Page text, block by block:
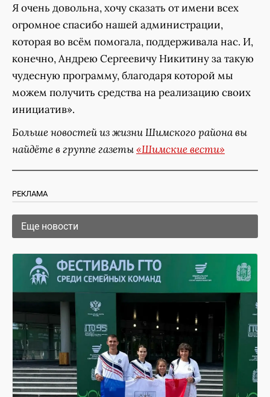
Я очень довольна, хочу сказать от имени всех
огромное спасибо нашей администрации,
которая во всём помогала, поддерживала нас. И,
конечно, Андрею Сергеевичу Никитину за такую
чудесную программу, благодаря которой мы
можем получить средства на реализацию своих
инициатив».
Больше новостей из жизни Шимского района вы
найдёте в группе газеты«Шимские вести»
РЕКЛАМА
Еще новости